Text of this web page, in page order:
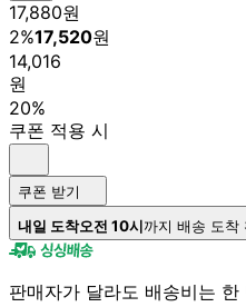
17,880원
2%17,520원
14,016
원
20%
쿠폰 적용 시
쿠폰 받기
내일 도착오전 10시까지 배송 도착
판매자가 달라도 배송비는